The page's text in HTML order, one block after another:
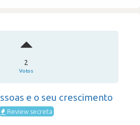
2
Votos
e o seu crescimento
Review secreta